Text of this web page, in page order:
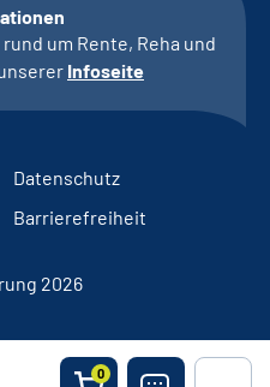
0
um Rente, Reha und
Infoseite
Datenschutz
Barrierefreiheit
2026